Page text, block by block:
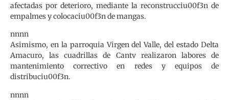
afectadas por deterioro, mediante la reconstrucciu00f3n de
empalmes y colocaciu00f3n de mangas.
nnnn
Asimismo, en la parroquia Virgen del Valle, del estado Delta
Amacuro, las cuadrillas de Cantv realizaron labores de
mantenimiento correctivo en redes y equipos de
distribuciu00f3n.
nnnn